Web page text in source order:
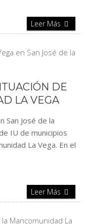
Leer Más
DE
LA VEGA
San José de la
IU de municipios
La Vega. En el
Leer Más